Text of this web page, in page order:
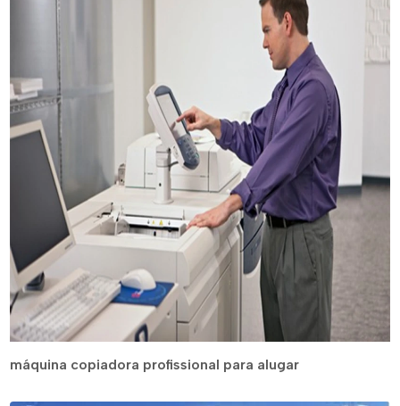
máquina copiadora profissional para alugar